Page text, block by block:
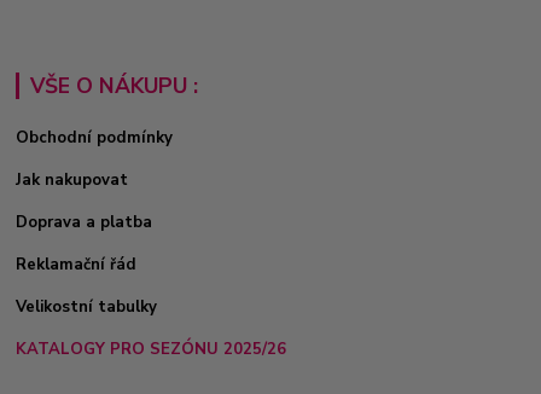
VŠE O NÁKUPU :
Obchodní podmínky
Jak nakupovat
Doprava a platba
Reklamační řád
Velikostní tabulky
KATALOGY PRO SEZÓNU 2025/26